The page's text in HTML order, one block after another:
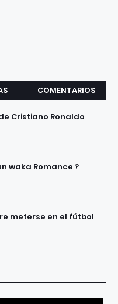
COMENTARIOS
Cristiano Ronaldo
waka Romance ?
meterse en el fútbol